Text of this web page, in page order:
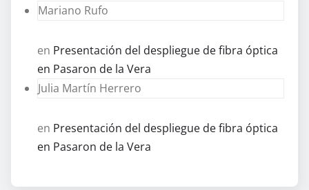
Mariano Rufo
en Presentación del despliegue de fibra óptica
en Pasaron de la Vera
Julia Martín Herrero
en Presentación del despliegue de fibra óptica
en Pasaron de la Vera